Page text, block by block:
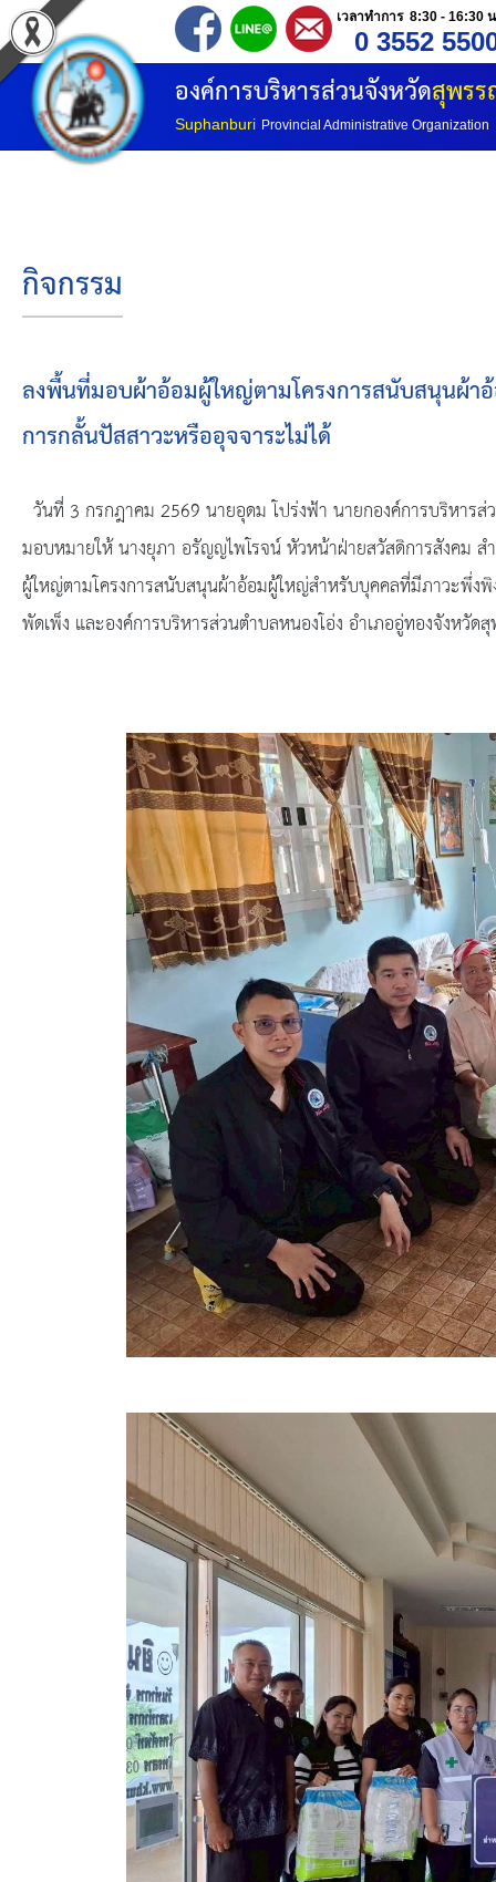
เวลาทำการ 8:30 - 16:30
0 3552
องค์การบริหารส่วนจังหวัดสุพร
Suphanburi Provincial Administrative Organization
หน้าแรก
ประวัติ อบจ
โครงสร้างองค์กร
โครงสร้างการแบ่งส่วนราชการ
วิสัยทัศน์
ยุทธศาสตร์การพัฒนา
ประวัตินายก
รายการ อบจ.สัมพันธ์
ข่าวประชาสัมพันธ์
ประกาศจัดซื้อ-จัดจ้าง
ประกาศจัดซื้อ-จัดจ้างภาครัฐ
รายงานผู้ใช้บริการกล้อง CCTV
ข้อมูลการเลือกตั้ง
นโยบายคุ้มครองข้อมูลส่วนบุคคล
ผลงาน
มาตรฐานกำหนดตำแหน่ง
VDO Present
ประกาศแผนการจัดซื้อจัดจ้าง
ประกาศแผนการจัดหาพัสดุ
รายงานผลการจัดซื้อจัดจ้างประจำปีงบประมาณ
สรุปผลการดำเนินงานจัดซื้อจัดจ้างในรอบเดือน (สข
ประกาศผู้ชนะการเสนอราคา
ประกาศราคากลาง
ประกาศเชิญชวนประกวดราคา (e-bidding)
ยกเลิกประกาศเชิญชวน
ยกเลิกประกาศผู้ชนะ
เปลี่ยนแปลงประกาศผู้ชนะ
กิจกรรม
ลงพื้นที่มอบผ้าอ้อมผู้ใหญ่ตามโครงการสนับสนุนผ้
การกลั้นปัสสาวะหรืออุจจาระไม่ได้
วันที่ 3 กรกฎาคม 2569 นายอุดม โปร่งฟ้า นายกองค์การบริหา
มอบหมายให้ นางยุภา อรัญญไพโรจน์ หัวหน้าฝ่ายสวัสดิการสังคม
ผู้ใหญ่ตามโครงการสนับสนุนผ้าอ้อมผู้ใหญ่สำหรับบุคคลที่มีภาวะพึ่
พัดเพ็ง และองค์การบริหารส่วนตำบลหนองโอ่ง อำเภออู่ทองจังหวัด